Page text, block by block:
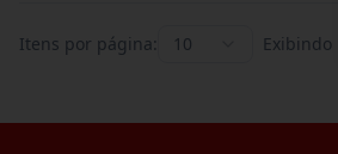
Itens por página: 10 Exibindo